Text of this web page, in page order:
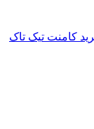
کامنت تیک تاک